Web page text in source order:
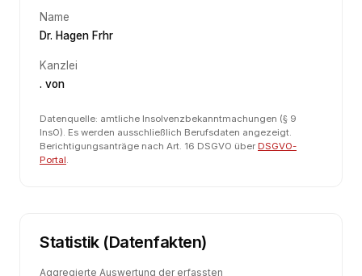
Name
Dr. Hagen Frhr
Kanzlei
. von
Datenquelle: amtliche Insolvenzbekanntmachungen (§ 9
InsO). Es werden ausschließlich Berufsdaten angezeigt.
Berichtigungsanträge nach Art. 16 DSGVO über DSGVO-
Portal.
Statistik (Datenfakten)
Aggregierte Auswertung der erfassten